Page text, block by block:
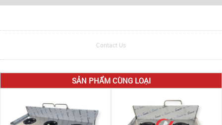
Contact Us
SẢN PHẨM CÙNG LOẠI